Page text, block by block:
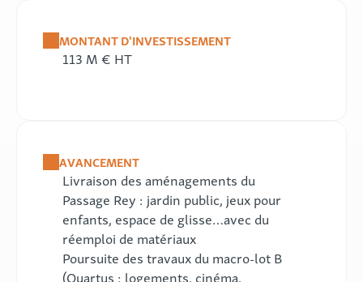
MONTANT D'INVESTISSEMENT
113 M € HT
AVANCEMENT
Livraison des aménagements du
Passage Rey : jardin public, jeux pour
enfants, espace de glisse…avec du
réemploi de matériaux
Poursuite des travaux du macro-lot B
(Quartus : logements, cinéma,